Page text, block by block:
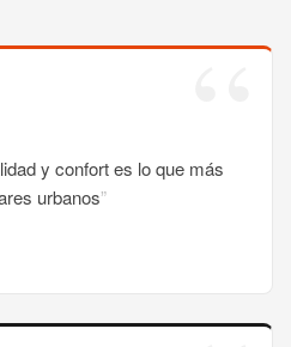
y confort es lo que más
urbanos